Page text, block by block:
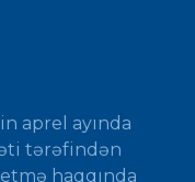
aprel ayında
tərəfindən
haqqında